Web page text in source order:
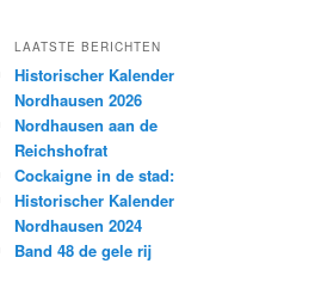
LAATSTE BERICHTEN
Historischer Kalender
Nordhausen 2026
Nordhausen aan de
Reichshofrat
Cockaigne in de stad:
Historischer Kalender
Nordhausen 2024
Band 48 de gele rij